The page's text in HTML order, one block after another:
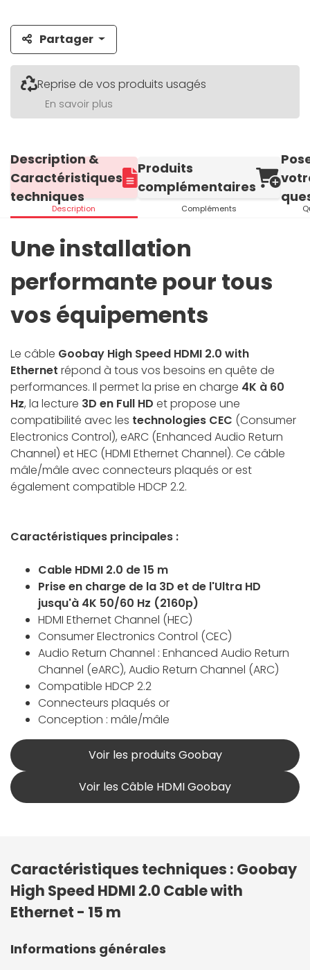
Partager
Reprise de vos produits usagés
En savoir plus
Description &
Caractéristiques
techniques
Description
Produits
complémentaires
Compléments
Une installation
performante pour tous
vos équipements
Le câble Goobay High Speed HDMI 2.0 with
Ethernet répond à tous vos besoins en quête de
performances. Il permet la prise en charge 4K à 60
Hz, la lecture 3D en Full HD et propose une
compatibilité avec les technologies CEC (Consumer
Electronics Control), eARC (Enhanced Audio Return
Channel) et HEC (HDMI Ethernet Channel). Ce câble
mâle/mâle avec connecteurs plaqués or est
également compatible HDCP 2.2.
Caractéristiques principales :
Cable HDMI 2.0 de 15 m
Prise en charge de la 3D et de l'Ultra HD
jusqu'à 4K 50/60 Hz (2160p)
HDMI Ethernet Channel (HEC)
Consumer Electronics Control (CEC)
Audio Return Channel : Enhanced Audio Return
Channel (eARC), Audio Return Channel (ARC)
Compatible HDCP 2.2
Connecteurs plaqués or
Conception : mâle/mâle
Voir les produits Goobay
Voir les Câble HDMI Goobay
Caractéristiques techniques : Goobay
High Speed HDMI 2.0 Cable with
Ethernet - 15 m
Informations générales